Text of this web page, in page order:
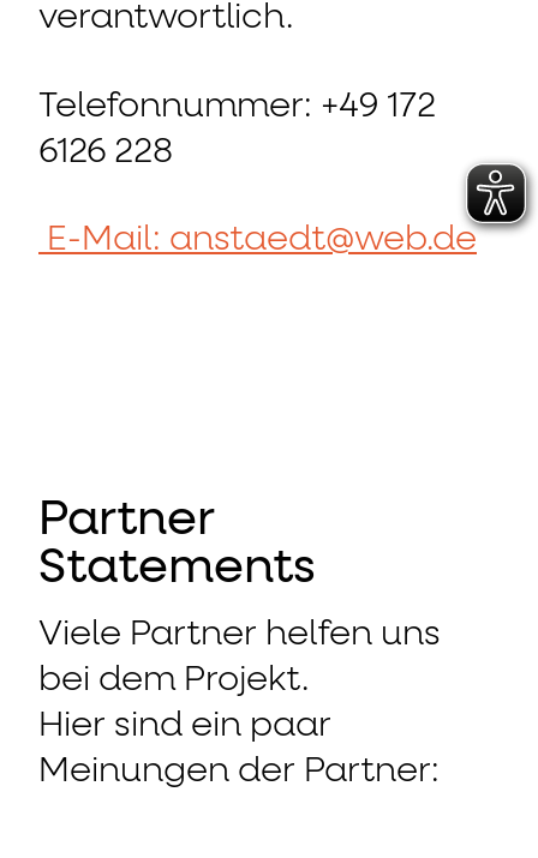
verantwortlich.
Telefonnummer: +49 172
6126 228
E-Mail: anstaedt@web.de
Partner
Statements
Viele Partner helfen uns
bei dem Projekt.
Hier sind ein paar
Meinungen der Partner: